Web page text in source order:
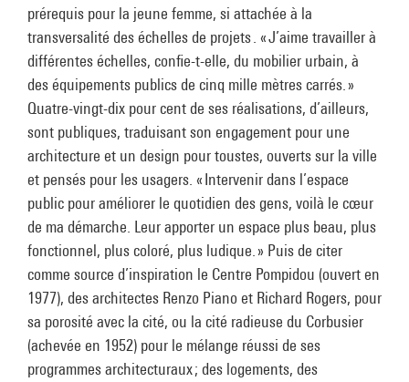
prérequis pour la jeune femme, si attachée à la
transversalité des échelles de projets . « J’aime travailler à
différentes échelles, confie-t-elle, du mobilier urbain, à
des équipements publics de cinq mille mètres carrés. »
Quatre-vingt-dix pour cent de ses réalisations, d’ailleurs,
sont publiques, traduisant son engagement pour une
architecture et un design pour toustes, ouverts sur la ville
et pensés pour les usagers. « Intervenir dans l’espace
public pour améliorer le quotidien des gens, voilà le cœur
de ma démarche. Leur apporter un espace plus beau, plus
fonctionnel, plus coloré, plus ludique. » Puis de citer
comme source d’inspiration le Centre Pompidou (ouvert en
1977), des architectes Renzo Piano et Richard Rogers, pour
sa porosité avec la cité, ou la cité radieuse du Corbusier
(achevée en 1952) pour le mélange réussi de ses
programmes architecturaux ; des logements, des